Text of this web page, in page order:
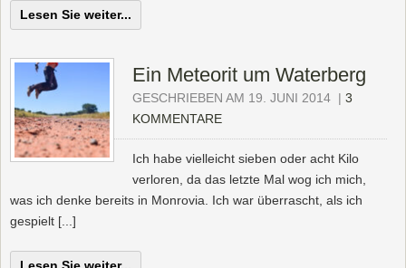
Lesen Sie weiter...
Ein Meteorit um Waterberg
GESCHRIEBEN AM 19. JUNI 2014 | 3
KOMMENTARE
Ich habe vielleicht sieben oder acht Kilo
verloren, da das letzte Mal wog ich mich,
was ich denke bereits in Monrovia. Ich war überrascht, als ich
gespielt [...]